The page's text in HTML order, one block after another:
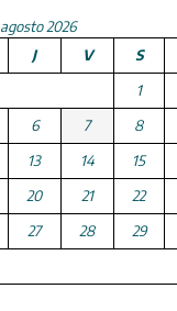
agosto 2026
J V S
1
6 7 8
13 14 15
20 21 22
27 28 29